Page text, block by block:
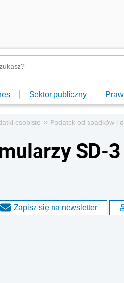
Sektor publiczny
osobiste » Podatek od spadków i
SD-
Zapisz się na newsletter